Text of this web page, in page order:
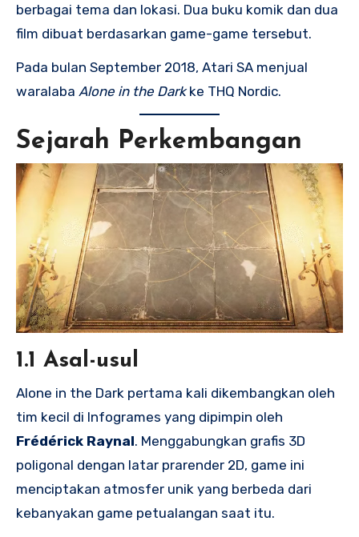
berbagai tema dan lokasi. Dua buku komik dan dua
film dibuat berdasarkan game-game tersebut.
Pada bulan September 2018, Atari SA menjual
waralaba Alone in the Darkke THQ Nordic.
Sejarah Perkembangan
1.1 Asal-usul
Alone in the Dark pertama kali dikembangkan oleh
tim kecil di Infogrames yang dipimpin oleh
Frédérick Raynal. Menggabungkan grafis 3D
poligonal dengan latar prarender 2D, game ini
menciptakan atmosfer unik yang berbeda dari
kebanyakan game petualangan saat itu.